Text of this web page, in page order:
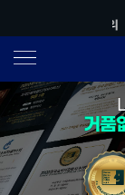
거품